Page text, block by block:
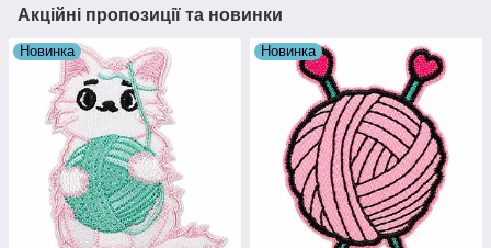
Акційні пропозиції та новинки
Новинка Новинка